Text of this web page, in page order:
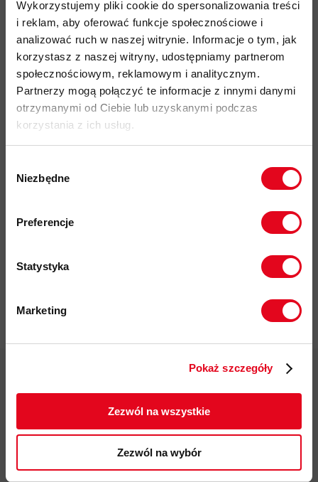
Wykorzystujemy pliki cookie do spersonalizowania treści
i reklam, aby oferować funkcje społecznościowe i
analizować ruch w naszej witrynie. Informacje o tym, jak
korzystasz z naszej witryny, udostępniamy partnerom
społecznościowym, reklamowym i analitycznym.
Partnerzy mogą połączyć te informacje z innymi danymi
otrzymanymi od Ciebie lub uzyskanymi podczas
korzystania z ich usług.
zgody
Niezbędne
Preferencje
Statystyka
Marketing
Pokaż szczegóły
Zezwól na wszystkie
Zezwól na wybór
Więcej o produkcie
Specyfikacja
Do tego produktu rekomendujemy
zgodnie z Polityką prywatności.